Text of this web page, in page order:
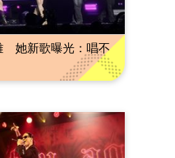
她新歌曝光：唱不